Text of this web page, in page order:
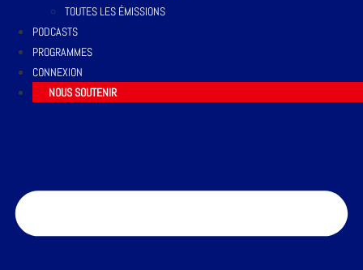
TOUTES LES ÉMISSIONS
PODCASTS
PROGRAMMES
CONNEXION
NOUS SOUTENIR